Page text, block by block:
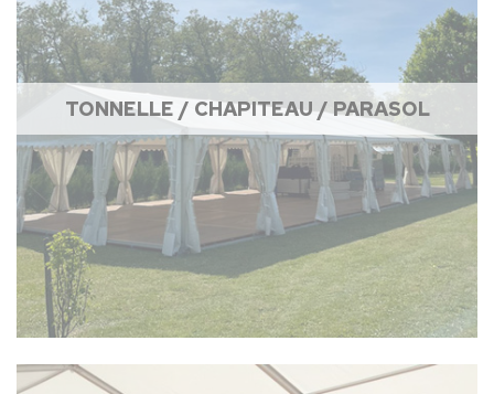
TONNELLE / CHAPITEAU / PARASOL